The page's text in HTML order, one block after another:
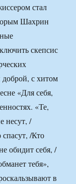
стал
Шахрин
скепсис
доброй, с хитом
«Для себя,
«Те,
несут, /
/Кто
обидит себя, /
тебя»,
в